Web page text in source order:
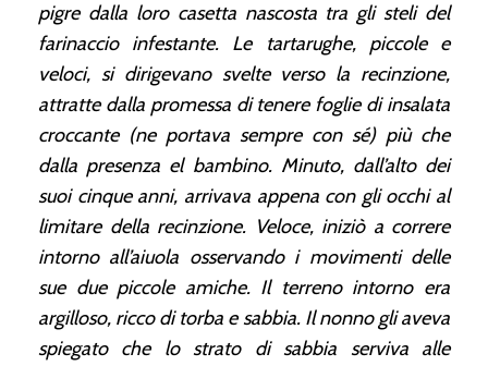
pigre dalla loro casetta nascosta tra gli steli del
farinaccio infestante. Le tartarughe, piccole e
veloci, si dirigevano svelte verso la recinzione,
attratte dalla promessa di tenere foglie di insalata
croccante (ne portava sempre con sé) più che
dalla presenza el bambino. Minuto, dall’alto dei
suoi cinque anni, arrivava appena con gli occhi al
limitare della recinzione. Veloce, iniziò a correre
intorno all’aiuola osservando i movimenti delle
sue due piccole amiche. Il terreno intorno era
argilloso, ricco di torba e sabbia. Il nonno gli aveva
spiegato che lo strato di sabbia serviva alle